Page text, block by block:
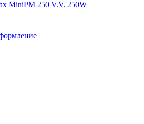
MiniPM 250 V.V. 250W